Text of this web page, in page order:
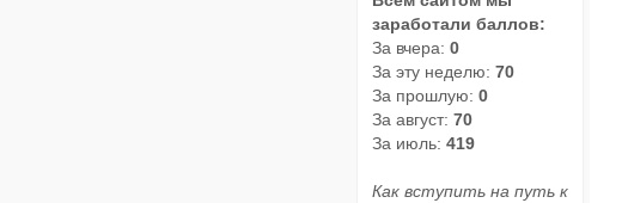
заработали баллов:
За вчера: 0
За эту неделю: 70
За прошлую: 0
За август: 70
За июль: 419
Как вступить на путь к